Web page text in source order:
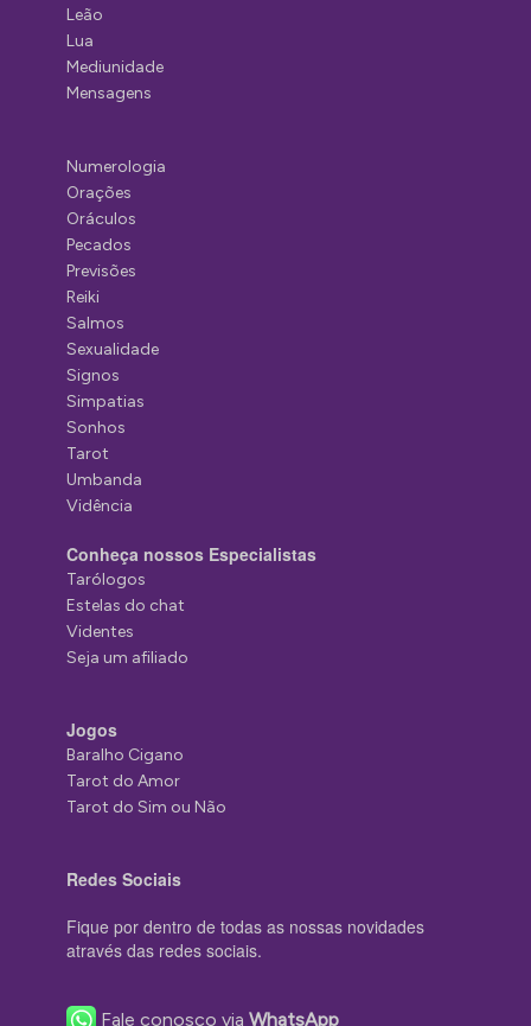
Leão
Lua
Mediunidade
Mensagens
Numerologia
Orações
Oráculos
Pecados
Previsões
Reiki
Salmos
Sexualidade
Signos
Simpatias
Sonhos
Tarot
Umbanda
Vidência
Conheça nossos Especialistas
Tarólogos
Estelas do chat
Videntes
Seja um afiliado
Jogos
Baralho Cigano
Tarot do Amor
Tarot do Sim ou Não
Redes Sociais
Fique por dentro de todas as nossas novidades
através das redes sociais.
Fale conosco viaWhatsApp